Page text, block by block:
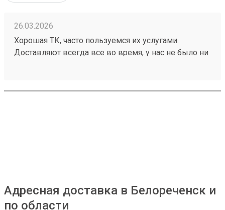
26.03.2026
Хорошая ТК, часто пользуемся их услугами.
Доставляют всегда все во время, у нас не было ни
менеджеры оперативно отвечают. Нет навязанных
Адресная доставка в Белореченск и
по области